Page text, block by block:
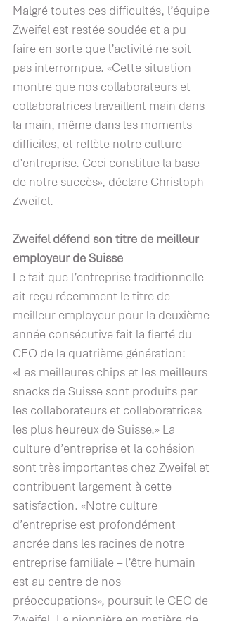
Malgré toutes ces difficultés, l’équipe
Zweifel est restée soudée et a pu
faire en sorte que l’activité ne soit
pas interrompue. «Cette situation
montre que nos collaborateurs et
collaboratrices travaillent main dans
la main, même dans les moments
difficiles, et reflète notre culture
d’entreprise. Ceci constitue la base
de notre succès», déclare Christoph
Zweifel.
Zweifel défend son titre de meilleur
employeur de Suisse
Le fait que l’entreprise traditionnelle
ait reçu récemment le titre de
meilleur employeur pour la deuxième
année consécutive fait la fierté du
CEO de la quatrième génération:
«Les meilleures chips et les meilleurs
snacks de Suisse sont produits par
les collaborateurs et collaboratrices
les plus heureux de Suisse.» La
culture d’entreprise et la cohésion
sont très importantes chez Zweifel et
contribuent largement à cette
satisfaction. «Notre culture
d’entreprise est profondément
ancrée dans les racines de notre
entreprise familiale – l’être humain
est au centre de nos
préoccupations», poursuit le CEO de